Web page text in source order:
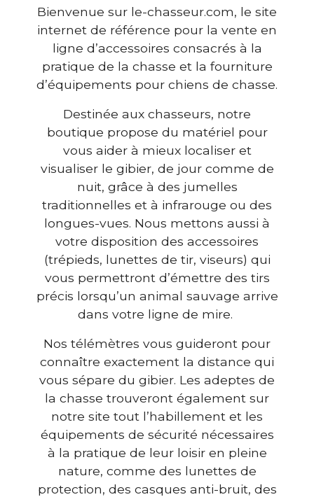
Bienvenue sur le-chasseur.com, le site
internet de référence pour la vente en
ligne d’accessoires consacrés à la
pratique de la chasse et la fourniture
d’équipements pour chiens de chasse.
Destinée aux chasseurs, notre
boutique propose du matériel pour
vous aider à mieux localiser et
visualiser le gibier, de jour comme de
nuit, grâce à des jumelles
traditionnelles et à infrarouge ou des
longues-vues. Nous mettons aussi à
votre disposition des accessoires
(trépieds, lunettes de tir, viseurs) qui
vous permettront d’émettre des tirs
précis lorsqu’un animal sauvage arrive
dans votre ligne de mire.
Nos télémètres vous guideront pour
connaître exactement la distance qui
vous sépare du gibier. Les adeptes de
la chasse trouveront également sur
notre site tout l’habillement et les
équipements de sécurité nécessaires
à la pratique de leur loisir en pleine
nature, comme des lunettes de
protection, des casques anti-bruit, des